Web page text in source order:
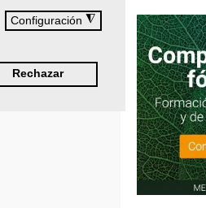
Configuración ◮
Rechazar